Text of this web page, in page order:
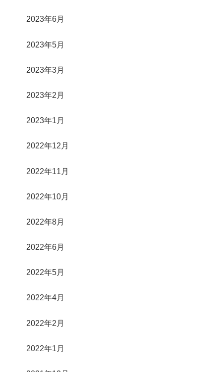
2023年6月
2023年5月
2023年3月
2023年2月
2023年1月
2022年12月
2022年11月
2022年10月
2022年8月
2022年6月
2022年5月
2022年4月
2022年2月
2022年1月